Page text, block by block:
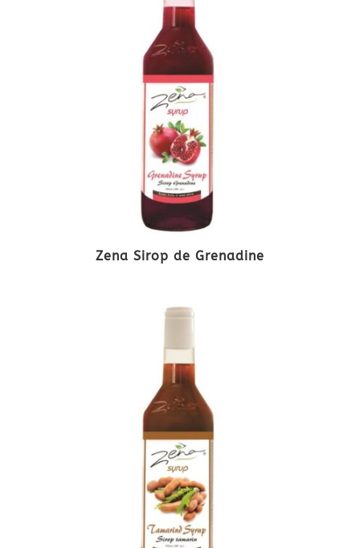
Zena Sirop de Grenadine